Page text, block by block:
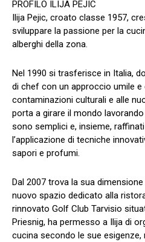
PROFILO ILIJA PEJIC
Ilija Pejic, croato classe 1957,
sviluppare la passione per la
alberghi della zona.
Nel 1990 si trasferisce in Italia,
di chef con un approccio umile e
contaminazioni culturali e alle
porta a girare il mondo
sono semplici e, insieme,
l’applicazione di tecniche
sapori e profumi.
Dal 2007 trova la sua dimensione
nuovo spazio dedicato alla
rinnovato Golf Club Tarvisio
Priesnig, ha permesso a Ilija di
cucina secondo le sue